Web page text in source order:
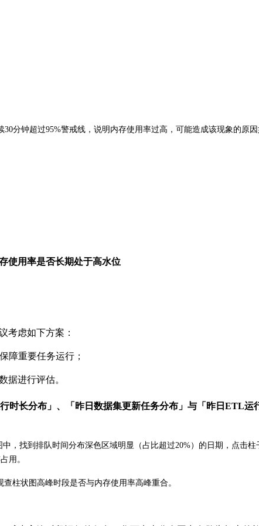
分钟超过95%警戒线，说明内存使用率过高，可能造成该现象的原
使用率是否长期处于高水位
考虑如下方案：
障重要任务运行；
据进行评估。
时长分布」、「昨日数据集更新任务分布」与「昨日ETL
，找到排队时间分布深色区域明显（占比超过20%）的日期，点击
用。
柱状图高峰时段是否与内存使用率高峰重合。